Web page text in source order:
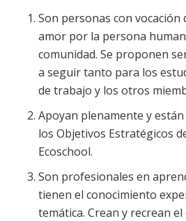
Son personas con
amor por la persona
comunidad. Se proponen
a seguir tanto para los
de trabajo y los otros
Apoyan plenamente y
los Objetivos Estratégicos
Ecoschool.
Son profesionales en
tienen el conocimiento
temática. Crean y recrean